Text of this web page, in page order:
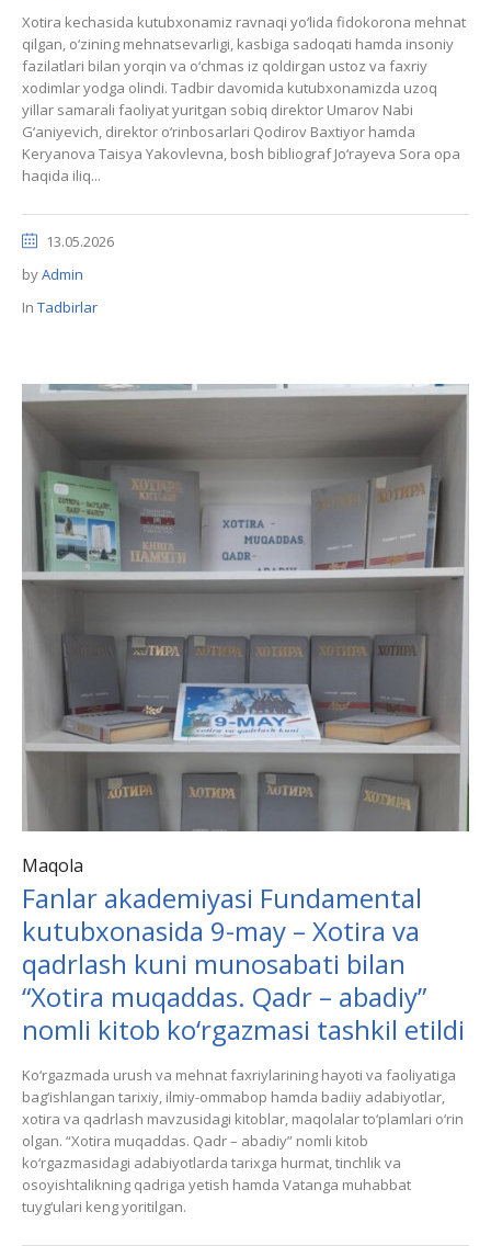
Xotira kechasida kutubxonamiz ravnaqi yo‘lida fidokorona mehnat
qilgan, o‘zining mehnatsevarligi, kasbiga sadoqati hamda insoniy
fazilatlari bilan yorqin va o‘chmas iz qoldirgan ustoz va faxriy
xodimlar yodga olindi. Tadbir davomida kutubxonamizda uzoq
yillar samarali faoliyat yuritgan sobiq direktor Umarov Nabi
G‘aniyevich, direktor o‘rinbosarlari Qodirov Baxtiyor hamda
Keryanova Taisya Yakovlevna, bosh bibliograf Jo‘rayeva Sora opa
haqida iliq...
13.05.2026
byAdmin
In Tadbirlar
Maqola
Fanlar akademiyasi Fundamental
kutubxonasida 9-may – Xotira va
qadrlash kuni munosabati bilan
“Xotira muqaddas. Qadr – abadiy”
nomli kitob ko‘rgazmasi tashkil etildi
Ko‘rgazmada urush va mehnat faxriylarining hayoti va faoliyatiga
bag‘ishlangan tarixiy, ilmiy-ommabop hamda badiiy adabiyotlar,
xotira va qadrlash mavzusidagi kitoblar, maqolalar to‘plamlari o‘rin
olgan. “Xotira muqaddas. Qadr – abadiy” nomli kitob
ko‘rgazmasidagi adabiyotlarda tarixga hurmat, tinchlik va
osoyishtalikning qadriga yetish hamda Vatanga muhabbat
tuyg‘ulari keng yoritilgan.